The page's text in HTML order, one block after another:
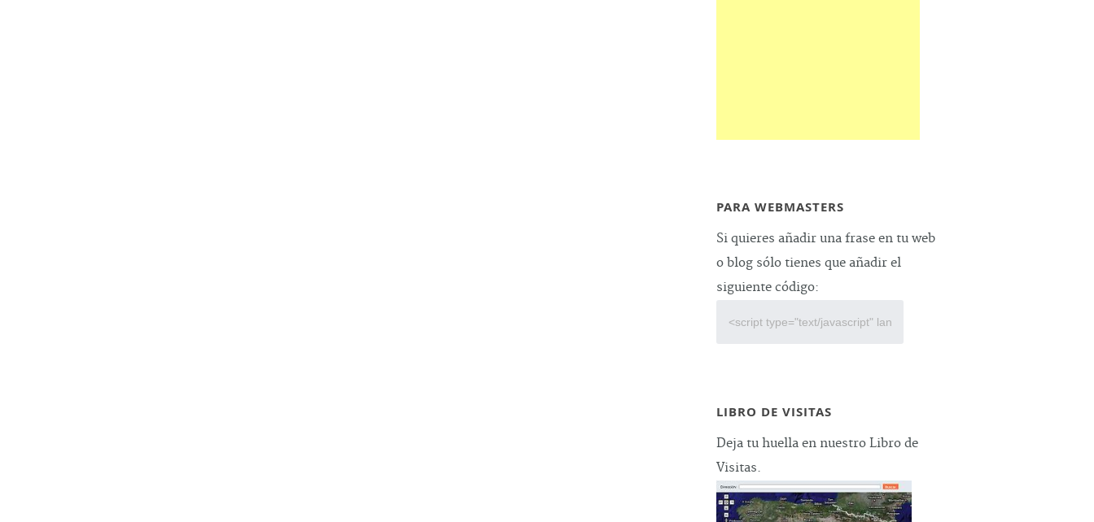
PARA WEBMASTERS
Si quieres añadir una frase en tu web
o blog sólo tienes que añadir el
siguiente código:
LIBRO DE VISITAS
Deja tu huella en nuestro Libro de
Visitas.